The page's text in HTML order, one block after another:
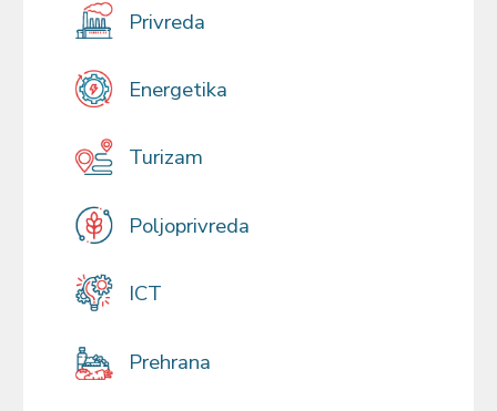
Privreda
Energetika
Turizam
Poljoprivreda
ICT
Prehrana